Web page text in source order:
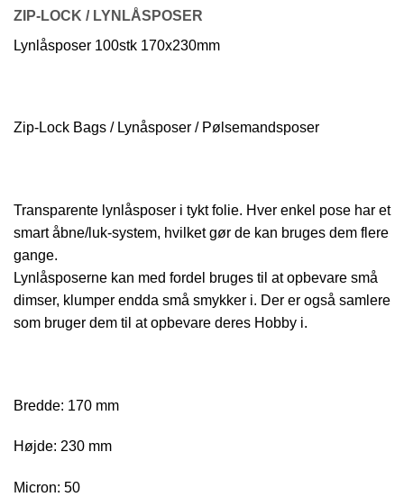
ZIP-LOCK / LYNLÅSPOSER
Lynlåsposer 100stk 170x230mm
Zip-Lock Bags / Lynåsposer / Pølsemandsposer
Transparente lynlåsposer i tykt folie. Hver enkel pose har et
smart åbne/luk-system, hvilket gør de kan bruges dem flere
gange.
Lynlåsposerne kan med fordel bruges til at opbevare små
dimser, klumper endda små smykker i. Der er også samlere
som bruger dem til at opbevare deres Hobby i.
Bredde: 170 mm
Højde: 230 mm
Micron: 50